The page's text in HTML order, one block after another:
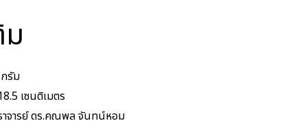
รัม
เซนติเมตร
าจารย์ ดร.คณพล จันทน์หอม